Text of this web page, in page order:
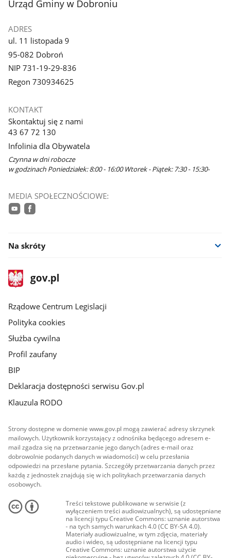
stopka
Urząd Gminy w Dobroniu
ADRES
ul. 11 listopada 9
95-082 Dobroń
NIP 731-19-29-836
Regon 730934625
KONTAKT
Skontaktuj się z nami
43 67 72 130
Infolinia dla Obywatela
Czynna w dni robocze
w godzinach Poniedziałek: 8:00 - 16:00 Wtorek - Piątek: 7:30 - 15:30-
MEDIA SPOŁECZNOŚCIOWE:
Na skróty
stopka
gov.plStrona
gov.pl
Rządowe Centrum Legislacji
Polityka cookies
Służba cywilna
Profil zaufany
BIP
Deklaracja dostępności serwisu Gov.pl
Klauzula RODO
Strony dostępne w domenie www.gov.pl mogą zawierać adresy skrzynek
mailowych. Użytkownik korzystający z odnośnika będącego adresem e-
mail zgadza się na przetwarzanie jego danych (adres e-mail oraz
dobrowolnie podanych danych w wiadomości) w celu przesłania
odpowiedzi na przesłane pytania. Szczegóły przetwarzania danych przez
każdą z jednostek znajdują się w ich politykach przetwarzania danych
osobowych.
Treści tekstowe publikowane w serwisie (z
wyłączeniem treści audiowizualnych), są udostępniane
na licencji typu Creative Commons: uznanie autorstwa
- na tych samych warunkach 4.0 (CC BY-SA 4.0).
Materiały audiowizualne, w tym zdjęcia, materiały
audio i wideo, są udostępniane na licencji typu
Creative Commons: uznanie autorstwa użycie